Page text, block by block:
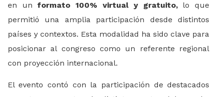
en un formato 100% virtual y gratuito, lo que
permitió una amplia participación desde distintos
países y contextos. Esta modalidad ha sido clave para
posicionar al congreso como un referente regional
con proyección internacional.
El evento contó con la participación de destacados